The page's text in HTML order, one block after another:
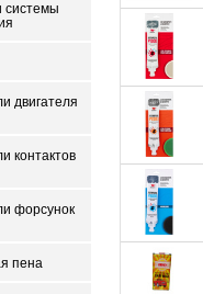
системы
двигателя
контактов
форсунок
пена